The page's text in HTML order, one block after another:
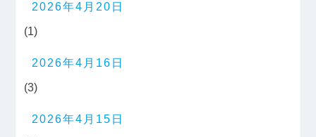
2026年4月20日
(1)
2026年4月16日
(3)
2026年4月15日